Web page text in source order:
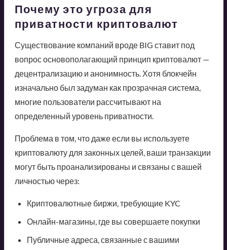
Почему это угроза для
приватности криптовалют
Существование компаний вроде BIG ставит под
вопрос основополагающий принцип криптовалют —
децентрализацию и анонимность. Хотя блокчейн
изначально был задуман как прозрачная система,
многие пользователи рассчитывают на
определенный уровень приватности.
Проблема в том, что даже если вы используете
криптовалюту для законных целей, ваши транзакции
могут быть проанализированы и связаны с вашей
личностью через:
Криптовалютные биржи, требующие KYC
Онлайн-магазины, где вы совершаете покупки
Публичные адреса, связанные с вашими